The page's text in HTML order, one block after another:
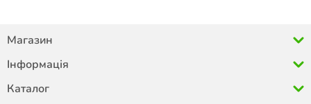
Магазин
Інформація
Каталог